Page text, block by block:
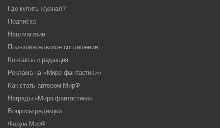
Где купить журнал?
Подписка
Наш магазин
Пользовательское соглашение
Контакты и редакция
Реклама на «Мире фантастики»
Как стать автором МирФ
Награды «Мира фантастики»
Вопросы редакции
Форум МирФ